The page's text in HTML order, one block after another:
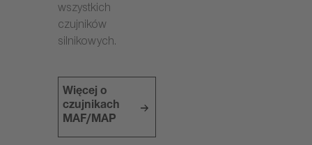
wszystkich
czujników
silnikowych.
Więcej o
czujnikach
MAF/MAP